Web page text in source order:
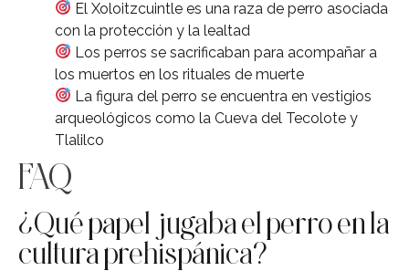
El Xoloitzcuintle es una raza de perro asociada
con la protección y la lealtad
Los perros se sacrificaban para acompañar a
los muertos en los rituales de muerte
La figura del perro se encuentra en vestigios
arqueológicos como la Cueva del Tecolote y
Tlalilco
FAQ
¿Qué papel jugaba el perro en la
cultura prehispánica?